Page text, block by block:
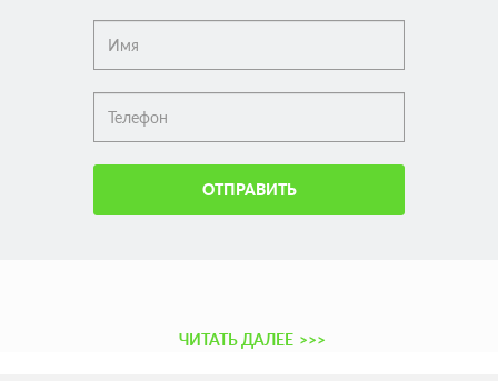
ОТПРАВИТЬ
ЧИТАТЬ ДАЛЕЕ >>>